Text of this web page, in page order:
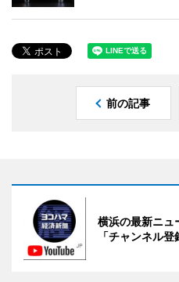
前の記事
横浜の最新ニュ
「チャンネル